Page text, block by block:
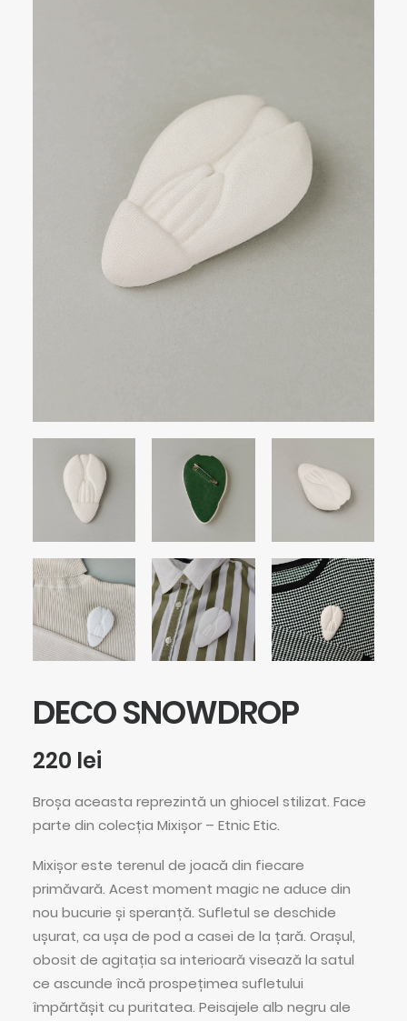
DECO SNOWDROP
220 lei
Broșa aceasta reprezintă un ghiocel stilizat. Face
parte din colecția Mixișor – Etnic Etic.
Mixișor este terenul de joacă din fiecare
primăvară. Acest moment magic ne aduce din
nou bucurie și speranță. Sufletul se deschide
ușurat, ca ușa de pod a casei de la țară. Orașul,
obosit de agitația sa interioară visează la satul
ce ascunde încă prospețimea sufletului
împărtășit cu puritatea. Peisajele alb negru ale